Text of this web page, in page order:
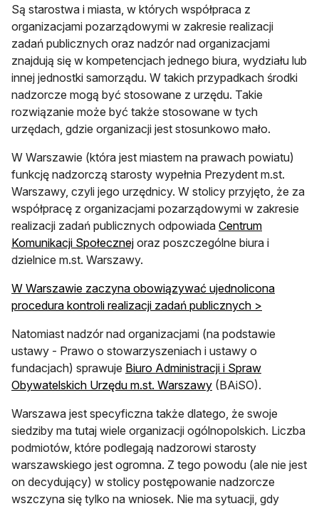
Są starostwa i miasta, w których współpraca z
organizacjami pozarządowymi w zakresie realizacji
zadań publicznych oraz nadzór nad organizacjami
znajdują się w kompetencjach jednego biura, wydziału lub
innej jednostki samorządu. W takich przypadkach środki
nadzorcze mogą być stosowane z urzędu. Takie
rozwiązanie może być także stosowane w tych
urzędach, gdzie organizacji jest stosunkowo mało.
W Warszawie (która jest miastem na prawach powiatu)
funkcję nadzorczą starosty wypełnia Prezydent m.st.
Warszawy, czyli jego urzędnicy. W stolicy przyjęto, że za
współpracę z organizacjami pozarządowymi w zakresie
realizacji zadań publicznych odpowiada Centrum
Komunikacji Społecznejotwiera się w nowej karcie
oraz poszczególne biura i
dzielnice m.st. Warszawy.
W Warszawie zaczyna obowiązywać ujednolicona
procedura kontroli realizacji zadań publicznych >
Natomiast nadzór nad organizacjami (na podstawie
ustawy - Prawo o stowarzyszeniach i ustawy o
fundacjach) sprawuje Biuro Administracji i Spraw
Obywatelskich Urzędu m.st. Warszawyotwiera się w nowej
(BAiSO).
Warszawa jest specyficzna także dlatego, że swoje
siedziby ma tutaj wiele organizacji ogólnopolskich. Liczba
podmiotów, które podlegają nadzorowi starosty
warszawskiego jest ogromna. Z tego powodu (ale nie jest
on decydujący) w stolicy postępowanie nadzorcze
wszczyna się tylko na wniosek. Nie ma sytuacji, gdy